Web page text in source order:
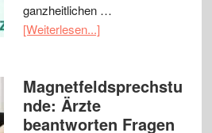
ganzheitlichen …
[Weiterlesen...]
Magnetfeldsprechstu
nde: Ärzte
beantworten Fragen